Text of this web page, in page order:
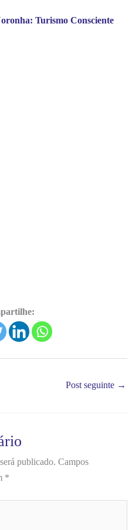
Turismo Consciente
Post seguinte →
publicado. Campos
*